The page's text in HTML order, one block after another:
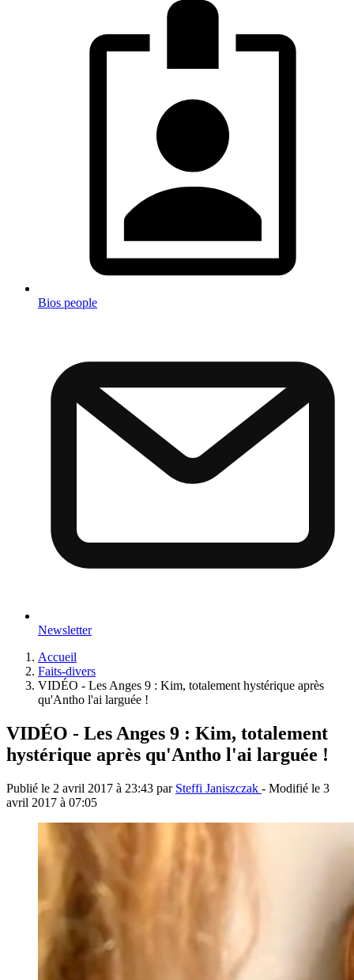
Bios people
Newsletter
Accueil
Faits-divers
VIDÉO - Les Anges 9 : Kim, totalement hystérique après
qu'Antho l'ai larguée !
VIDÉO - Les Anges 9 : Kim, totalement
hystérique après qu'Antho l'ai larguée !
Publié le 2 avril 2017 à 23:43 par Steffi Janiszczak - Modifié le 3
avril 2017 à 07:05